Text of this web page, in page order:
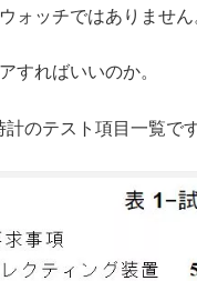
ォッチではありません
すればいいのか。
のテスト項目一覧です